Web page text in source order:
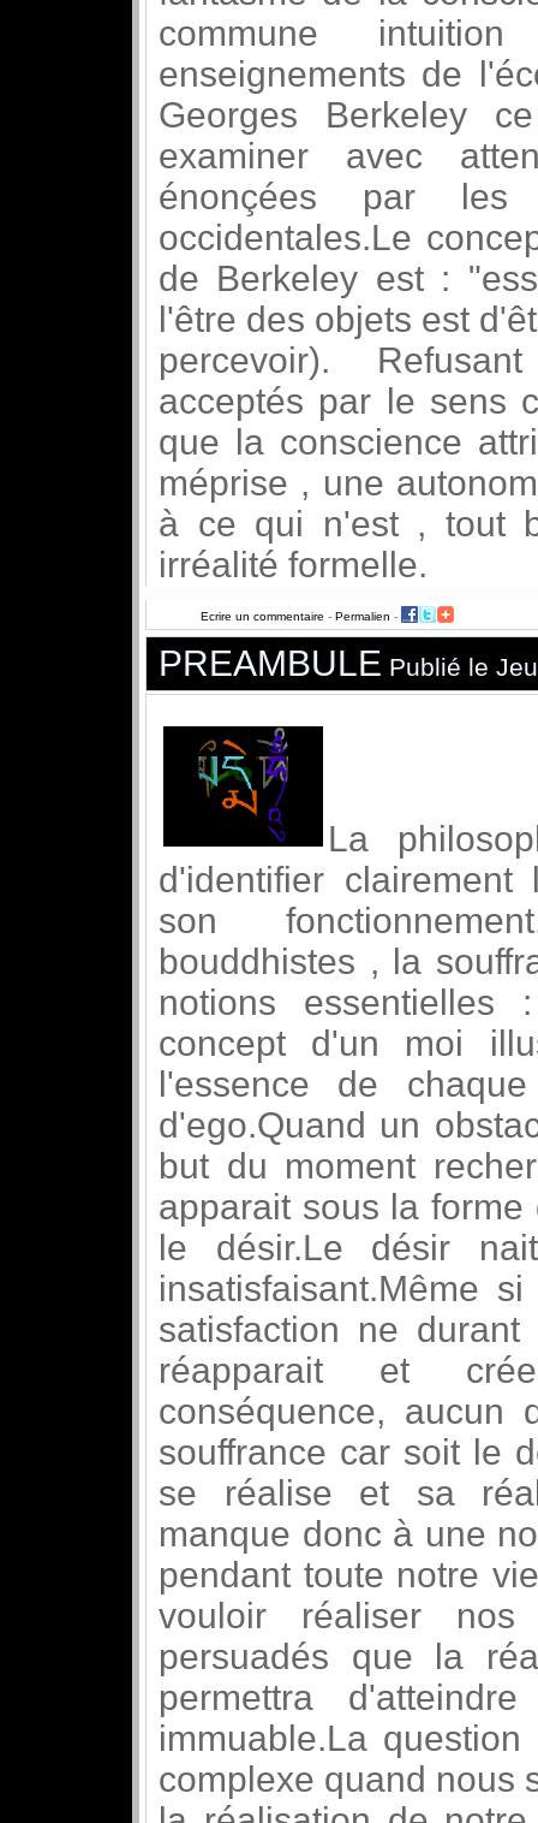
commune
enseignements de
Georges Berkeley
examiner avec
énonçées par les
occidentales.Le
de Berkeley est :
l'être des objets est
percevoir).
acceptés par le sens
que la conscience
méprise , une
à ce qui n'est , tout
irréalité formelle.
Ecrire un commentaire - Permalien -
PREAMBULE Publié le
La
d'identifier
son
bouddhistes , la
notions
concept d'un moi
l'essence de
d'ego.Quand un
but du moment
apparait sous la
le désir.Le désir
insatisfaisant.Même
satisfaction ne
réapparait et
conséquence,
souffrance car soit le
se réalise et sa
manque donc à une
pendant toute notre
vouloir réaliser
persuadés que la
permettra
immuable.La
complexe quand nous